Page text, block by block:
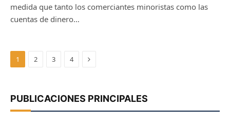
medida que tanto los comerciantes minoristas como las
cuentas de dinero…
1 2 3 4 Next
PUBLICACIONES PRINCIPALES